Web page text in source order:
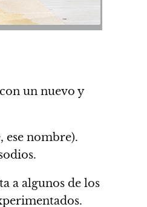
con un nuevo y
ese nombre).
a algunos de los